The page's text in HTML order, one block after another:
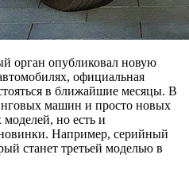
орган опубликовал новую
официальная
в ближайшие месяцы. В
машин и просто новых
но есть и
Например, серийный
станет третьей моделью в